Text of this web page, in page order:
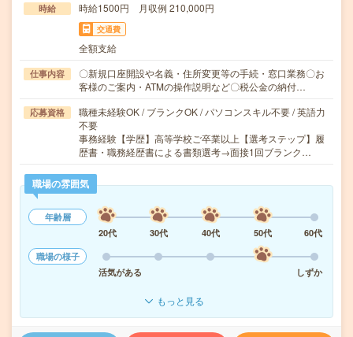
時給 時給1500円 月収例 210,000円
交通費
全額支給
仕事内容
〇新規口座開設や名義・住所変更等の手続・窓口業務〇お
客様のご案内・ATMの操作説明など〇税公金の納付…
応募資格
職種未経験OK / ブランクOK / パソコンスキル不要 / 英語力
不要
事務経験【学歴】高等学校ご卒業以上【選考ステップ】履
歴書・職務経歴書による書類選考→面接1回ブランク…
職場の雰囲気
年齢層
20代
30代 40代 50代
60代
職場の様子
活気がある
しずか
もっと見る